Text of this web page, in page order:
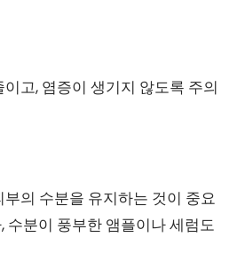
고, 염증이 생기지 않도록 주의
의 수분을 유지하는 것이 중요
수분이 풍부한 앰플이나 세럼도